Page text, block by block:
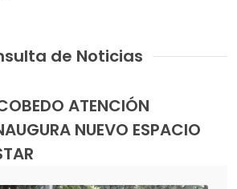
de Noticias
ATENCIÓN
NUEVO ESPACIO